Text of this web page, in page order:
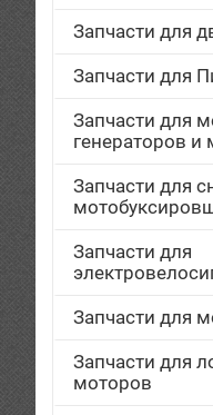
Запчасти для
Запчасти для
Запчасти для
генераторов
Запчасти для
Запчасти для
Запчасти для
Запчасти для
моторов